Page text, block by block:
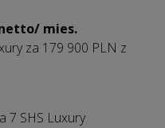
netto/ mies.
za 179 900 PLN z
7 SHS Luxury